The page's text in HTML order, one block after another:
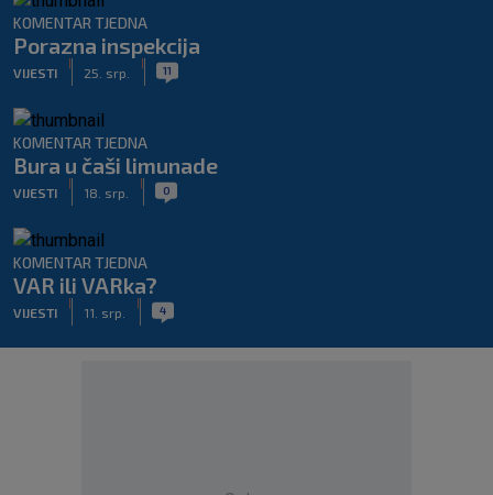
KOMENTAR TJEDNA
Porazna inspekcija
VIJESTI 25. srp. 11
KOMENTAR TJEDNA
Bura u čaši limunade
VIJESTI 18. srp. 0
KOMENTAR TJEDNA
VAR ili VARka?
VIJESTI 11. srp. 4